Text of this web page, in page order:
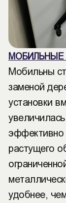
МОБИЛЬНЫЕ
Мобильны
заменой
установки
эффективно
растущего
удобнее,